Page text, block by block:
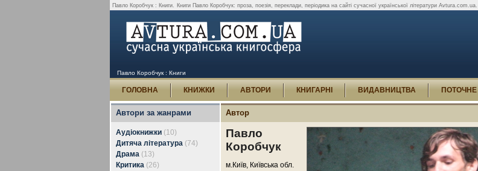
Павло Коробчук : Книги. Книги Павло Коробчук: проза, поезія, переклади, періодика на сайті сучасної української літератури Avtura.com.ua.
Павло Коробчук : Книги
ГОЛОВНА КНИЖКИ АВТОРИ КНИГАРНІ ВИДАВНИЦТВА ПОТОЧНЕ
Автори за жанрами
Аудіокнижки (10)
Дитяча література (74)
Драма (13)
Критика (26)
Автор
Павло
Коробчук
м.Київ, Київська обл.